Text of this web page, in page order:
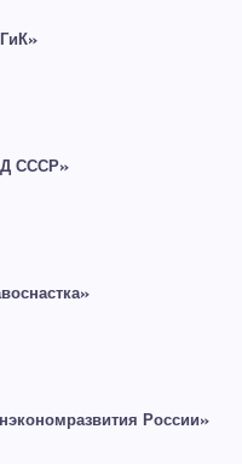
СССР»
России»